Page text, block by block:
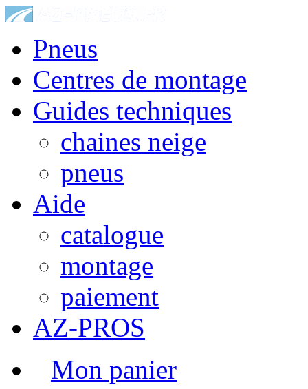
Pneus
Centres de montage
Guides techniques
chaines neige
pneus
Aide
catalogue
montage
paiement
AZ-PROS
Mon panier